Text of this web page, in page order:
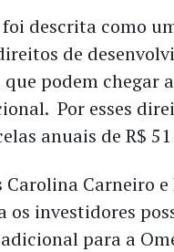
descrita como
de
podem chegar
Por esses
anuais de R$
Carneiro e
os investidores
para a